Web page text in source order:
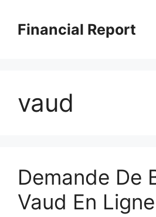
contentFinancial Report
vaud
Demande De
Vaud En Ligne